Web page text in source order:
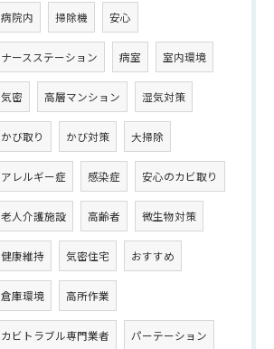
病院内 掃除機 安心
ナースステーション 病室 室内環境
気密 高層マンション 湿気対策
かび取り かび対策 大掃除
アレルギー症 感染症 安心のカビ取り
老人介護施設 高齢者 微生物対策
健康維持 気密住宅 おすすめ
倉庫環境 高所作業
カビトラブル専門業者 パーテーション